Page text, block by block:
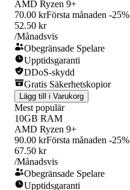
AMD Ryzen 9+
70.00 krFörsta månaden -25%
52.50 kr
/Månadsvis
Obegränsade Spelare
Upptidsgaranti
DDoS-skydd
Gratis Säkerhetskopior
Lägg till i Varukorg
Mest populär
10GB RAM
AMD Ryzen 9+
90.00 krFörsta månaden -25%
67.50 kr
/Månadsvis
Obegränsade Spelare
Upptidsgaranti